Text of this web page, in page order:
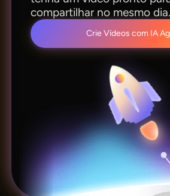
compartilhar no mesmo dia.
Crie Vídeos com IA